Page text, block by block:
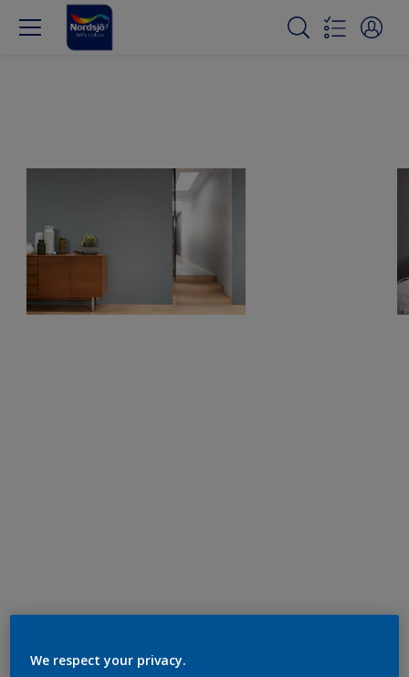
We respect your privacy.